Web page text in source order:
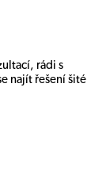
rádi s
najít řešení šité